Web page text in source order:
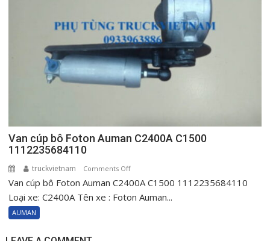
H0610151001A0
Van cúp bô Foton Auman C2400A C1500
1112235684110
truckvietnam Comments Offon
Van
cúp
Van cúp bô Foton Auman C2400A C1500 1112235684110
Loại xe: C2400A Tên xe : Foton Auman...
AUMAN